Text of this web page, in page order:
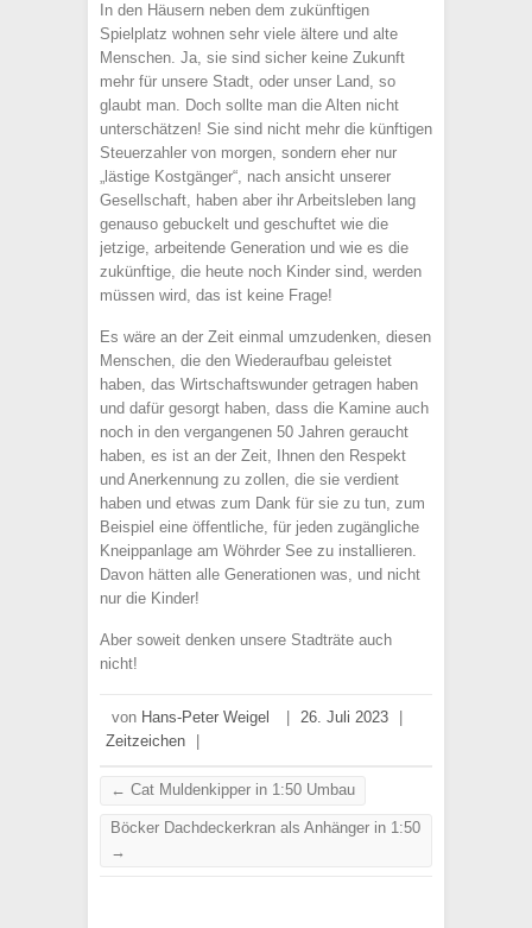
In den Häusern neben dem zukünftigen
Spielplatz wohnen sehr viele ältere und alte
Menschen. Ja, sie sind sicher keine Zukunft
mehr für unsere Stadt, oder unser Land, so
glaubt man. Doch sollte man die Alten nicht
unterschätzen! Sie sind nicht mehr die künftigen
Steuerzahler von morgen, sondern eher nur
„lästige Kostgänger“, nach ansicht unserer
Gesellschaft, haben aber ihr Arbeitsleben lang
genauso gebuckelt und geschuftet wie die
jetzige, arbeitende Generation und wie es die
zukünftige, die heute noch Kinder sind, werden
müssen wird, das ist keine Frage!
Es wäre an der Zeit einmal umzudenken, diesen
Menschen, die den Wiederaufbau geleistet
haben, das Wirtschaftswunder getragen haben
und dafür gesorgt haben, dass die Kamine auch
noch in den vergangenen 50 Jahren geraucht
haben, es ist an der Zeit, Ihnen den Respekt
und Anerkennung zu zollen, die sie verdient
haben und etwas zum Dank für sie zu tun, zum
Beispiel eine öffentliche, für jeden zugängliche
Kneippanlage am Wöhrder See zu installieren.
Davon hätten alle Generationen was, und nicht
nur die Kinder!
Aber soweit denken unsere Stadträte auch
nicht!
von Hans-Peter Weigel 26. Juli 2023
Zeitzeichen
← Cat Muldenkipper in 1:50 Umbau
Böcker Dachdeckerkran als Anhänger in 1:50
→